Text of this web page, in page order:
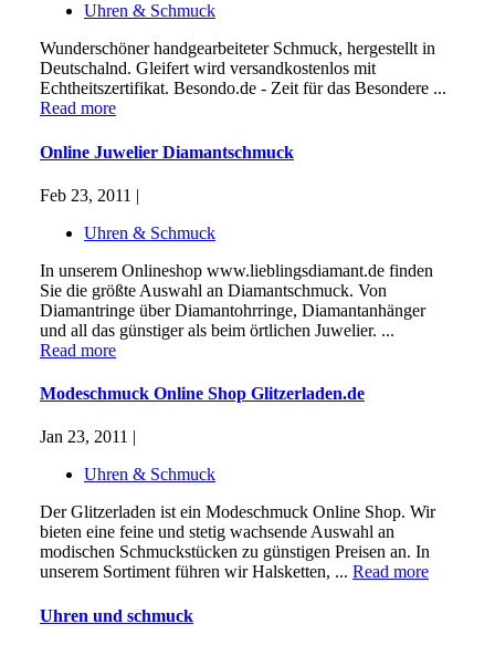
Uhren & Schmuck
Wunderschöner handgearbeiteter Schmuck, hergestellt in
Deutschalnd. Gleifert wird versandkostenlos mit
Echtheitszertifikat. Besondo.de - Zeit für das Besondere ...
Read more
Online Juwelier Diamantschmuck
Feb 23, 2011 |
Uhren & Schmuck
In unserem Onlineshop www.lieblingsdiamant.de finden
Sie die größte Auswahl an Diamantschmuck. Von
Diamantringe über Diamantohrringe, Diamantanhänger
und all das günstiger als beim örtlichen Juwelier. ...
Read more
Modeschmuck Online Shop Glitzerladen.de
Jan 23, 2011 |
Uhren & Schmuck
Der Glitzerladen ist ein Modeschmuck Online Shop. Wir
bieten eine feine und stetig wachsende Auswahl an
modischen Schmuckstücken zu günstigen Preisen an. In
unserem Sortiment führen wir Halsketten, ... Read more
Uhren und schmuck